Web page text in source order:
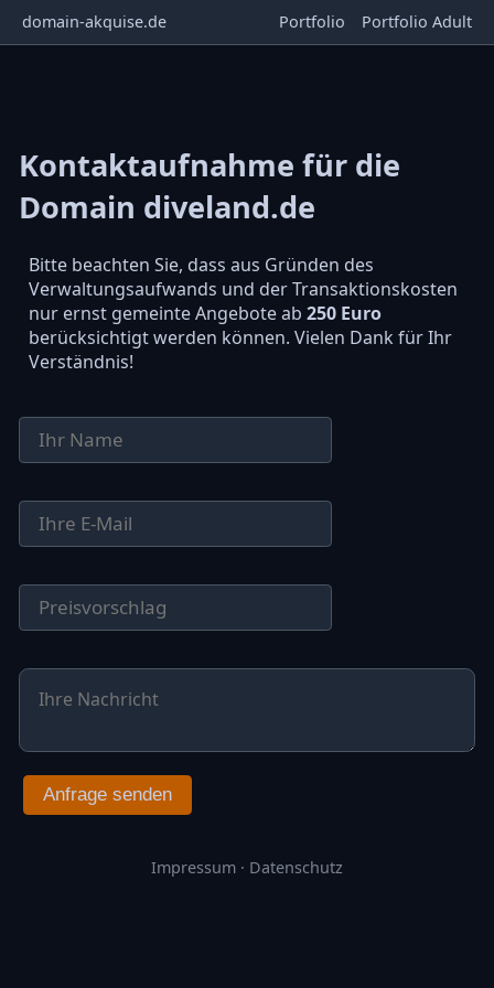
domain-akquise.de Portfolio Portfolio Adult
Kontaktaufnahme für die
Domain diveland.de
Bitte beachten Sie, dass aus Gründen des
Verwaltungsaufwands und der Transaktionskosten
nur ernst gemeinte Angebote ab 250 Euro
berücksichtigt werden können. Vielen Dank für Ihr
Verständnis!
Anfrage senden
Impressum · Datenschutz